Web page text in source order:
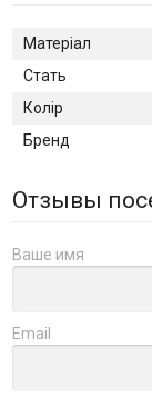
Матеріал
Стать
Колір
Бренд
Отзывы
Ваше имя
Email